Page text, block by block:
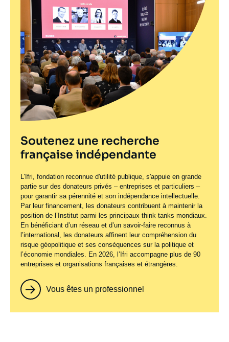
Soutenez une recherche
française indépendante
L'Ifri, fondation reconnue d'utilité publique, s'appuie en grande
partie sur des donateurs privés – entreprises et particuliers –
pour garantir sa pérennité et son indépendance intellectuelle.
Par leur financement, les donateurs contribuent à maintenir la
position de l’Institut parmi les principaux think tanks mondiaux.
En bénéficiant d’un réseau et d’un savoir-faire reconnus à
l’international, les donateurs affinent leur compréhension du
risque géopolitique et ses conséquences sur la politique et
l’économie mondiales. En 2026, l’Ifri accompagne plus de 90
entreprises et organisations françaises et étrangères.
Vous êtes un professionnel